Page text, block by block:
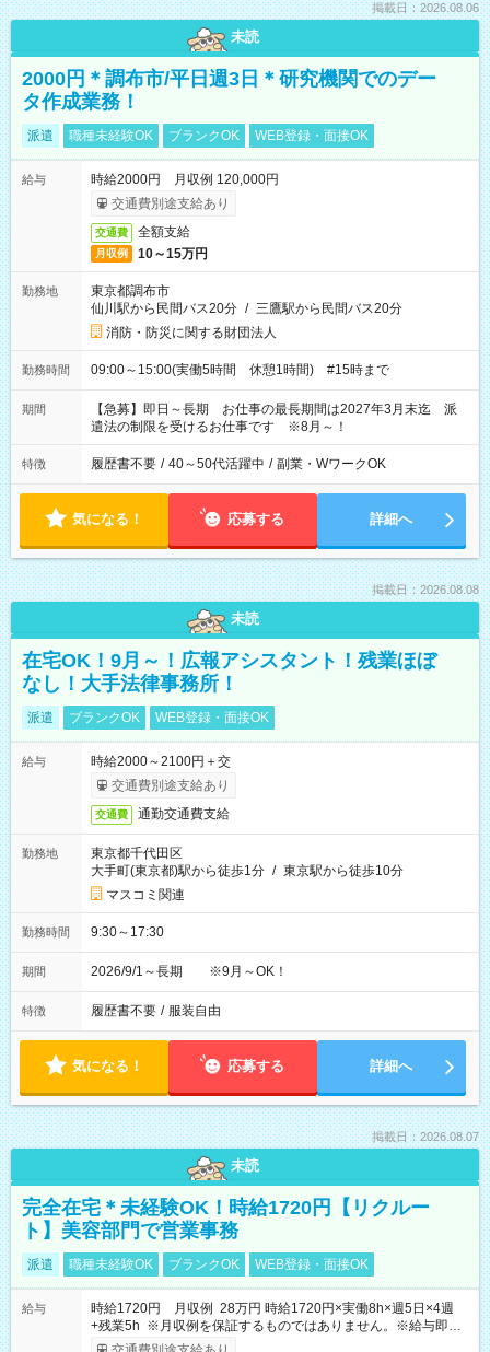
掲載日：2026.08.06
未読
2000円＊調布市/平日週3日＊研究機関でのデー
タ作成業務！
派遣 職種未経験OK ブランクOK WEB登録・面接OK
給与
時給2000円 月収例 120,000円
交通費別途支給あり
交通費 全額支給
月収例 10～15万円
勤務地
東京都調布市
仙川駅から民間バス20分 / 三鷹駅から民間バス20分
消防・防災に関する財団法人
勤務時間 09:00～15:00(実働5時間 休憩1時間) #15時まで
期間
【急募】即日～長期 お仕事の最長期間は2027年3月末迄 派
遣法の制限を受けるお仕事です ※8月～！
特徴 履歴書不要 / 40～50代活躍中 / 副業・WワークOK
気になる！ 応募する 詳細へ
掲載日：2026.08.08
未読
在宅OK！9月～！広報アシスタント！残業ほぼ
なし！大手法律事務所！
派遣 ブランクOK WEB登録・面接OK
給与
時給2000～2100円＋交
交通費別途支給あり
交通費 通勤交通費支給
勤務地
東京都千代田区
大手町(東京都)駅から徒歩1分 / 東京駅から徒歩10分
マスコミ関連
勤務時間 9:30～17:30
期間 2026/9/1～長期 ※9月～OK！
特徴 履歴書不要 / 服装自由
気になる！ 応募する 詳細へ
掲載日：2026.08.07
未読
完全在宅＊未経験OK！時給1720円【リクルー
ト】美容部門で営業事務
派遣 職種未経験OK ブランクOK WEB登録・面接OK
給与
時給1720円 月収例 28万円 時給1720円×実働8h×週5日×4週
+残業5h ※月収例を保証するものではありません。※給与即受
取りサービス利用可（利用条件有）